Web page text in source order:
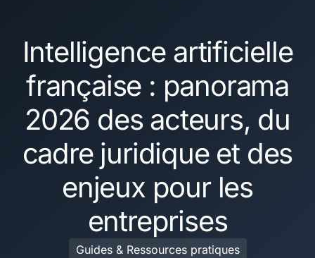
Intelligence artificielle
française : panorama
2026 des acteurs, du
cadre juridique et des
enjeux pour les
entreprises
Guides & Ressources pratiques